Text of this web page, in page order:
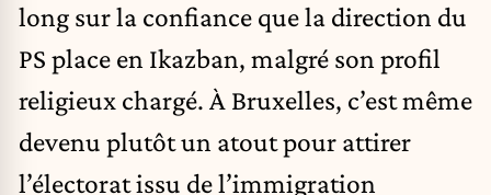
long sur la confiance que la direction du
PS place en Ikazban, malgré son profil
religieux chargé. À Bruxelles, c’est même
devenu plutôt un atout pour attirer
l’électorat issu de l’immigration